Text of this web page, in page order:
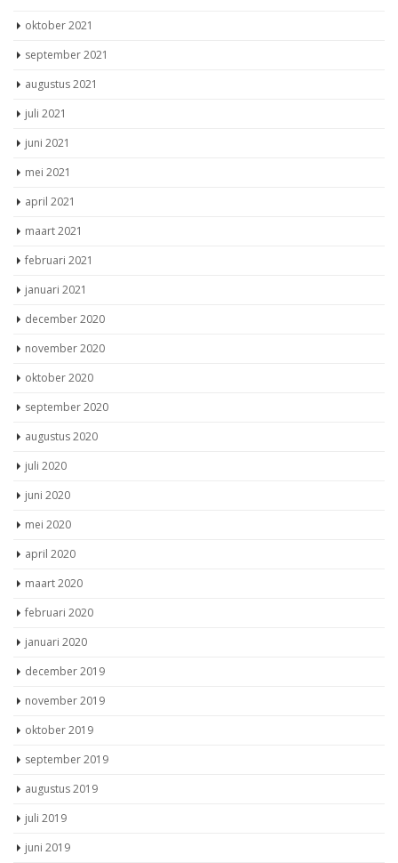
oktober 2021
september 2021
augustus 2021
juli 2021
juni 2021
mei 2021
april 2021
maart 2021
februari 2021
januari 2021
december 2020
november 2020
oktober 2020
september 2020
augustus 2020
juli 2020
juni 2020
mei 2020
april 2020
maart 2020
februari 2020
januari 2020
december 2019
november 2019
oktober 2019
september 2019
augustus 2019
juli 2019
juni 2019